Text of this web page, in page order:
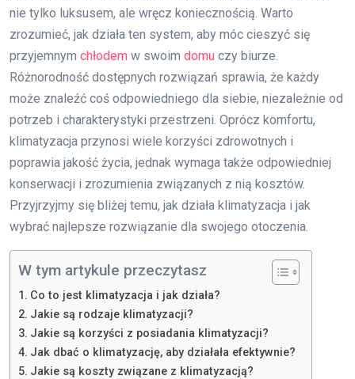
nie tylko luksusem, ale wręcz koniecznością. Warto
zrozumieć, jak działa ten system, aby móc cieszyć się
przyjemnym chłodem w swoim domu czy biurze.
Różnorodność dostępnych rozwiązań sprawia, że każdy
może znaleźć coś odpowiedniego dla siebie, niezależnie od
potrzeb i charakterystyki przestrzeni. Oprócz komfortu,
klimatyzacja przynosi wiele korzyści zdrowotnych i
poprawia jakość życia, jednak wymaga także odpowiedniej
konserwacji i zrozumienia związanych z nią kosztów.
Przyjrzyjmy się bliżej temu, jak działa klimatyzacja i jak
wybrać najlepsze rozwiązanie dla swojego otoczenia.
W tym artykule przeczytasz
Co to jest klimatyzacja i jak działa?
Jakie są rodzaje klimatyzacji?
Jakie są korzyści z posiadania klimatyzacji?
Jak dbać o klimatyzację, aby działała efektywnie?
Jakie są koszty związane z klimatyzacją?